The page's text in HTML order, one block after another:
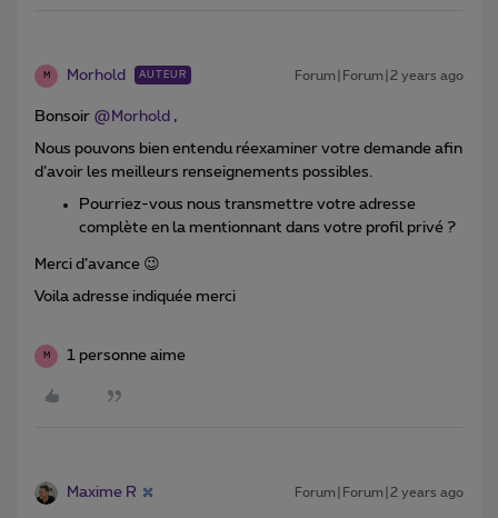
M Morhold AUTEUR Forum|Forum|2 years ago
Bonsoir @Morhold ,
Nous pouvons bien entendu réexaminer votre demande afin
d’avoir les meilleurs renseignements possibles.
Pourriez-vous nous transmettre votre adresse
complète en la mentionnant dans votre profil privé ?
Merci d’avance 😉
Voila adresse indiquée merci
M 1 personne aime
Maxime R Forum|Forum|2 years ago